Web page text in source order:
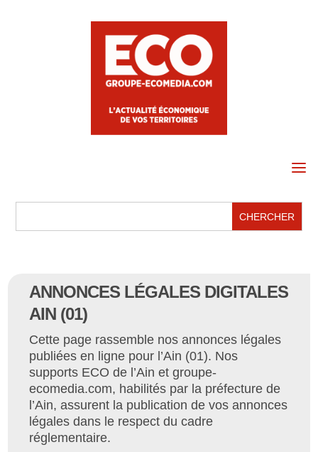
a
ANNONCES LÉGALES DIGITALES
AIN (01)
Cette page rassemble nos annonces légales
publiées en ligne pour l’Ain (01). Nos
supports ECO de l’Ain et groupe-
ecomedia.com, habilités par la préfecture de
l’Ain, assurent la publication de vos annonces
légales dans le respect du cadre
réglementaire.